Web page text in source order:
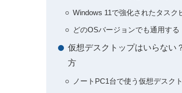
Windows 11で強化されたタスク
どのOSバージョンでも通用す
仮想デスクトップはいらない
方
ノートPC1台で使う仮想デスク